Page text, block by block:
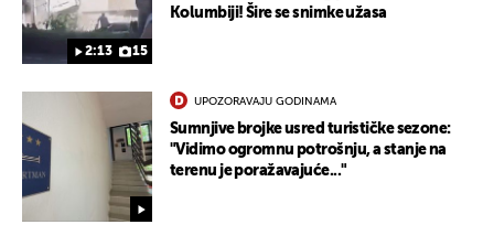
2:13 15
Kolumbiji! Šire se snimke užasa
UPOZORAVAJU GODINAMA
Sumnjive brojke usred turističke sezone:
"Vidimo ogromnu potrošnju, a stanje na
terenu je poražavajuće..."